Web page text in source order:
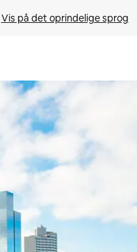
Vis på det oprindelige sprog